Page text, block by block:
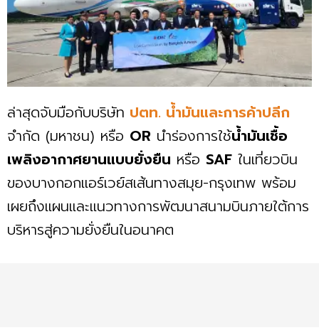
ล่าสุดจับมือกับบริษัท ปตท. น้ำมันและการค้าปลีก
จำกัด (มหาชน) หรือ OR นำร่องการใช้น้ำมันเชื้อ
เพลิงอากาศยานแบบยั่งยืน หรือ SAF ในเที่ยวบิน
ของบางกอกแอร์เวย์สเส้นทางสมุย-กรุงเทพ พร้อม
เผยถึงแผนและแนวทางการพัฒนาสนามบินภายใต้การ
บริหารสู่ความยั่งยืนในอนาคต